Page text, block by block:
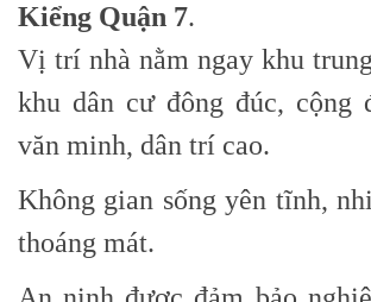
Kiểng Quận 7.
Vị trí nhà nằm ngay khu
khu dân cư đông đúc, cộng
văn minh, dân trí cao.
Không gian sống yên tĩnh,
thoáng mát.